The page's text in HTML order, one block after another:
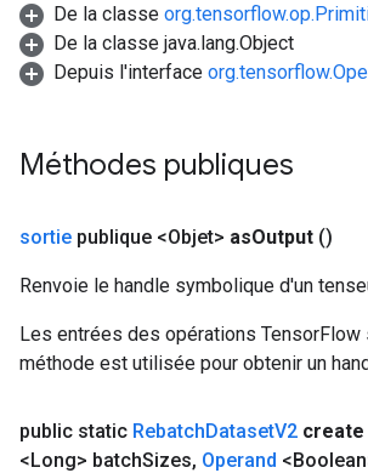
De la classe
De la classe java.lang.Object
Depuis l'interface
Méthodes publiques
sortie publique <Objet> asOutput ()
Renvoie le handle symbolique d'un
Les entrées des opérations
méthode est utilisée pour obtenir un
public static RebatchDatasetV2 create
<Long> batchSizes, Operand